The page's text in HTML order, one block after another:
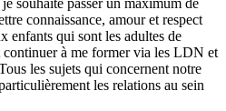
souhaite passer un maximum de
connaissance, amour et respect
enfants qui sont les adultes de
continuer à me former via les LDN et
les sujets qui concernent notre
les relations au sein